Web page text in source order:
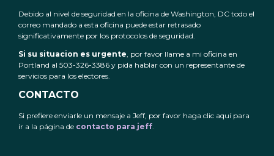
Debido al nivel de seguridad en la oficina de Washington, DC todo el
correo mandado a esta oficina puede estar retrasado
significativamente por los protocolos de seguridad.
Si su situacion es urgente, por favor llame a mi oficina en
Portland al 503-326-3386 y pida hablar con un representante de
servicios para los electores.
CONTACTO
Si prefiere enviarle un mensaje a Jeff, por favor haga clic aquí para
ir a la página de contacto para jeff.